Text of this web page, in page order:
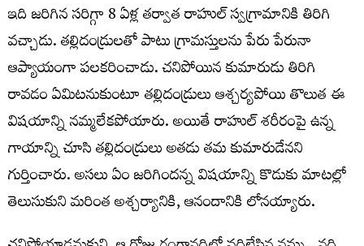
ఇది జరిగిన సరిగ్గా 8 ఏళ్ల తర్వాత రాహుల్‌ స్వగ్రామానికి తిరిగి
వచ్చాడు. తల్లిదండ్రులతో పాటు గ్రామస్తులను పేరు పేరునా
ఆప్యాయంగా పలకరించాడు. చనిపోయిన కుమారుడు తిరిగి
రావడం ఏమిటనుకుంటూ తల్లిదండ్రులు ఆశ్చర్యపోయి తొలుత ఈ
విషయాన్ని నమ్మలేకపోయారు. అయితే రాహుల్‌ శరీరంపై ఉన్న
గాయాన్ని చూసి తల్లిదండ్రులు అతడు తమ కుమారుడేనని
గుర్తించారు. అసలు ఏం జరిగిందన్న విషయాన్ని కొడుకు మాటల్లో
తెలుసుకుని మరింత అశ్చర్యానికి, ఆనందానికి లోనయ్యారు.